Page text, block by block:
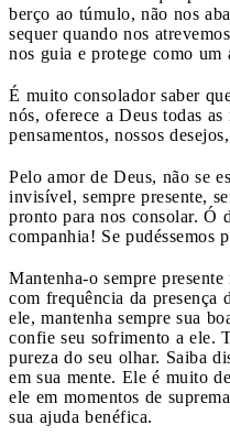
berço ao túmulo, não nos
sequer quando nos
nos guia e protege como um
É muito consolador saber
nós, oferece a Deus todas as
pensamentos, nossos
Pelo amor de Deus, não se
invisível, sempre presente,
pronto para nos consolar. Ó
companhia! Se pudéssemos
Mantenha-o sempre
com frequência da presença
ele, mantenha sempre sua
confie seu sofrimento a ele.
pureza do seu olhar. Saiba
em sua mente. Ele é muito
ele em momentos de
sua ajuda benéfica.